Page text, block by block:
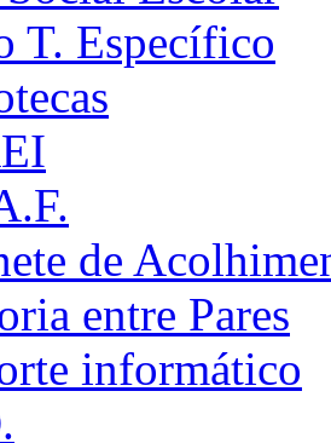
T. Específico
de
entre Pares
informático